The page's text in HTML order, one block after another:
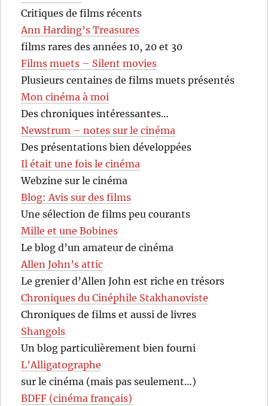
Critiques de films récents
Ann Harding’s Treasures
films rares des années 10, 20 et 30
Films muets – Silent movies
Plusieurs centaines de films muets présentés
Mon cinéma à moi
Des chroniques intéressantes…
Newstrum – notes sur le cinéma
Des présentations bien développées
Il était une fois le cinéma
Webzine sur le cinéma
Blog: Avis sur des films
Une sélection de films peu courants
Mille et une Bobines
Le blog d’un amateur de cinéma
Allen John’s attic
Le grenier d’Allen John est riche en trésors
Chroniques du Cinéphile Stakhanoviste
Chroniques de films et aussi de livres
Shangols
Un blog particulièrement bien fourni
L’Alligatographe
sur le cinéma (mais pas seulement…)
BDFF (cinéma français)